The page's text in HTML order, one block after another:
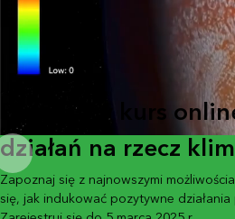
Bezpłatny kurs
działań na rzecz
Zapoznaj się z najnowszymi
się, jak indukować pozytywne